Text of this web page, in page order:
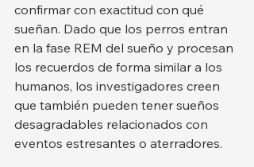
confirmar con exactitud con qué
sueñan. Dado que los perros entran
en la fase REM del sueño y procesan
los recuerdos de forma similar a los
humanos, los investigadores creen
que también pueden tener sueños
desagradables relacionados con
eventos estresantes o aterradores.